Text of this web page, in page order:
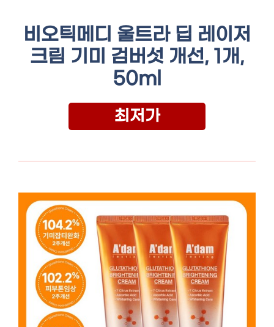
비오틱메디 울트라 딥 레이저
크림 기미 검버섯 개선, 1개,
50ml
최저가